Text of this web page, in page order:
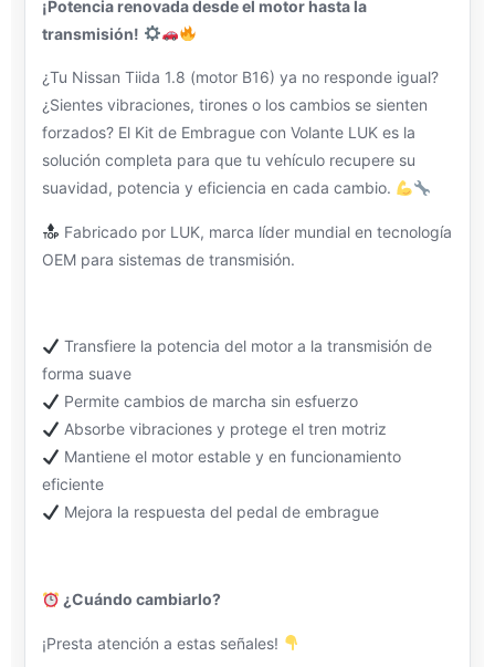
¡Potencia renovada desde el motor hasta la
transmisión!
¿Tu Nissan Tiida 1.8 (motor B16) ya no responde igual?
¿Sientes vibraciones, tirones o los cambios se sienten
forzados? El Kit de Embrague con Volante LUK es la
solución completa para que tu vehículo recupere su
suavidad, potencia y eficiencia en cada cambio.
Fabricado por LUK, marca líder mundial en tecnología
OEM para sistemas de transmisión.
Transfiere la potencia del motor a la transmisión de
forma suave
Permite cambios de marcha sin esfuerzo
Absorbe vibraciones y protege el tren motriz
Mantiene el motor estable y en funcionamiento
eficiente
Mejora la respuesta del pedal de embrague
¿Cuándo cambiarlo?
¡Presta atención a estas señales!